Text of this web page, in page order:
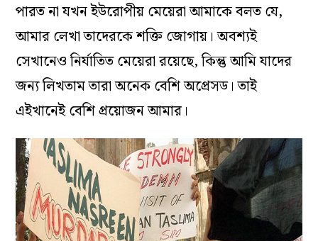
পারতনাযখনইউরোপীয়মেয়েরাআমাকেবলতযে,
আমারলেখাতাদেরকেশক্তিজোগায়। অবশ্যই
সেখানেও নির্যাতিতমেয়েরারয়েছে,কিন্তুআমিযাদের
জন্যলিখতামতারাঅনেকবেশিঅপ্রেসড। তাই
এইখানেইবেশিপ্রয়োজনআমার।